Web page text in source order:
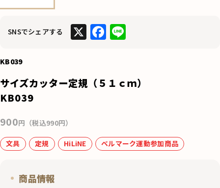
SNSでシェアする X F
e
k
Li
KB039
サイズカッター定規（５１ｃｍ）
KB039
900円（税込990円）
文具 定規 HiLiNE ベルマーク運動参加商品
商品情報